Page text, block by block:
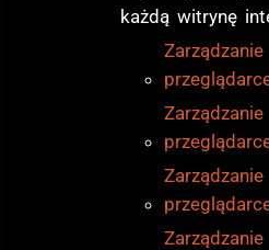
każdą witrynę